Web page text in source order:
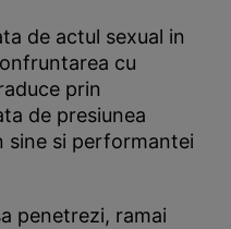
de actul sexual in
cu
prin
de presiunea
sine si performantei
penetrezi, ramai